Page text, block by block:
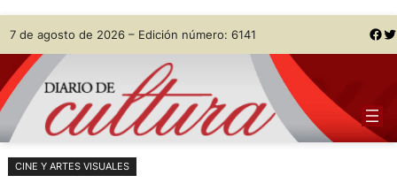
Saltar
al
contenido
Skip
to
content
7 de agosto de 2026 – Edición número: 6141 Facebook Twitter
CINE Y ARTES VISUALES